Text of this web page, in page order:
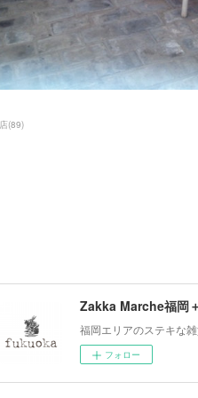
(89)
Zakka Marche福岡
福岡エリアのステキな
フォロー